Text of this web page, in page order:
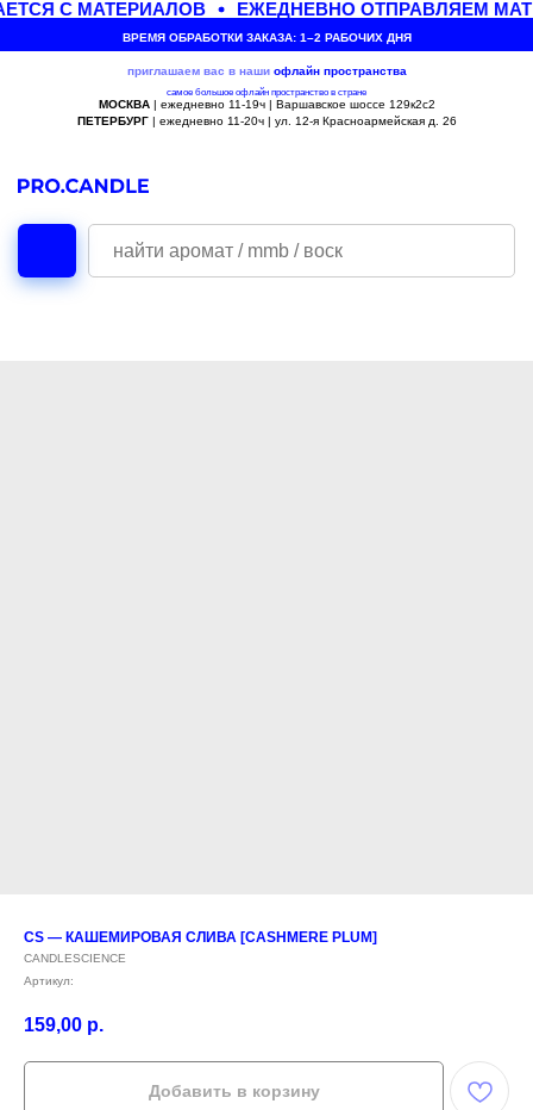
С МАТЕРИАЛОВ ЕЖЕДНЕВНО ОТПРАВЛЯЕМ
ВРЕМЯ ОБРАБОТКИ ЗАКАЗА: 1–2 РАБОЧИХ ДНЯ
приглашаем вас в наши офлайн пространства
самое большое офлайн пространство в стране
МОСКВА| ежедневно 11-19ч | Варшавское шоссе 129к2с2
ПЕТЕРБУРГ| ежедневно 11-20ч | ул. 12-я Красноармейская д. 26
CS — КАШЕМИРОВАЯ СЛИВА [CASHMERE PLUM]
CANDLESCIENCE
Артикул:
159,00 р.
Добавить в корзину